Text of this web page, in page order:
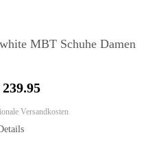
MBT Schuhe Damen
Versandkosten